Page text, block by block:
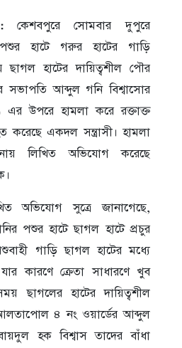
কেশবপুরে সোমবার দুপুরে
হাটে গরুর হাটের গাড়ি
ছাগল হাটের দায়িত্বশীল পৌর
সভাপতি আব্দুল গনি বিশ্বাসোর
উপরে হামলা করে রক্তাক্ত
একদল সন্ত্রাসী। হামলা
লিখিত অভিযোগ করেছে
অভিযোগ সুত্রে জানাগেছে,
পশুর হাটে ছাগল হাটে প্রচুর
গাড়ি ছাগল হাটের মধ্যে
কারণে ক্রেতা সাধারণে খুব
ছাগলের হাটের দায়িত্বশীল
৪ নং ওয়ার্ডের আব্দুল
হক বিশ্বাস তাদের বাঁধা